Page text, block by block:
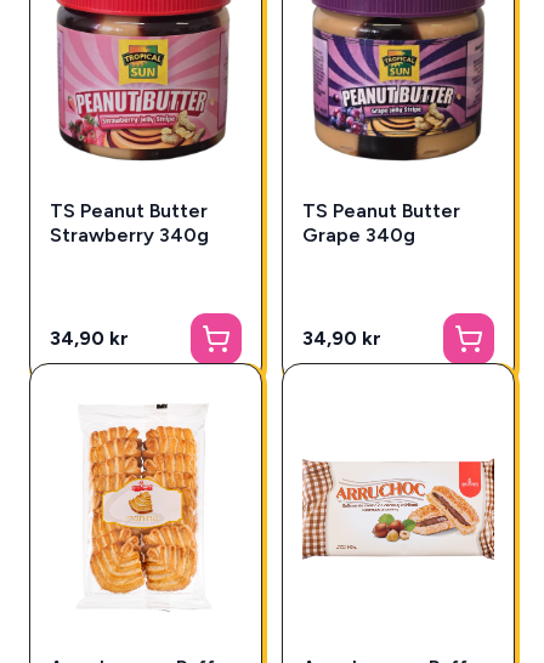
TS Peanut Butter
Strawberry 340g
34,90 kr
TS Peanut Butter
Grape 340g
34,90 kr